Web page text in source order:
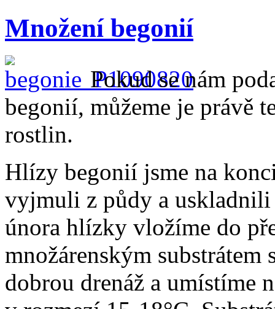
Množení begonií
Pokud se nám
begonií, můžeme je právě
rostlin.
Hlízy begonií jsme na
vyjmuli z půdy a uskladnili
února hlízky vložíme do
množárenským
dobrou drenáž a umístíme